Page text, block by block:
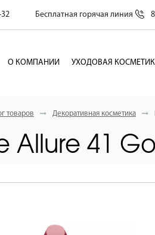
Бесплатная горячая линия
О КОМПАНИИ УХОДОВАЯ
товаров Декоративная косметика
Allure 41